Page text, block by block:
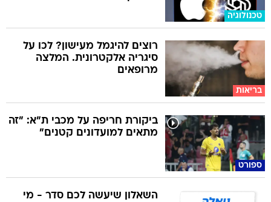
טכנולוגיה
בריאות
רוצים להיגמל מעישון? לכו על
סיגריה אלקטרונית. המלצה
מרופאים
ספורט
ביקורת חריפה על מכבי ת"א: "זה
מתאים למועדונים קטנים"
השאלון שיעשה לכם סדר - מי